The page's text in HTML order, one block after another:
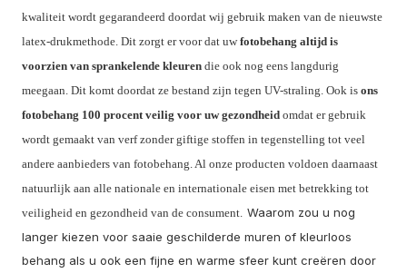
kwaliteit wordt gegarandeerd doordat wij gebruik maken van de nieuwste
latex-drukmethode. Dit zorgt er voor dat uwfotobehang altijd is
voorzien van sprankelende kleuren die ook nog eens langdurig
meegaan. Dit komt doordat ze bestand zijn tegen UV-straling. Ook is ons
fotobehang 100 procent veilig voor uw gezondheid omdat er gebruik
wordt gemaakt van verf zonder giftige stoffen in tegenstelling tot veel
andere aanbieders van fotobehang. Al onze producten voldoen daarnaast
natuurlijk aan alle nationale en internationale eisen met betrekking tot
veiligheid en gezondheid van de consument. Waarom zou u nog
langer kiezen voor saaie geschilderde muren of kleurloos
behang als u ook een fijne en warme sfeer kunt creëren door